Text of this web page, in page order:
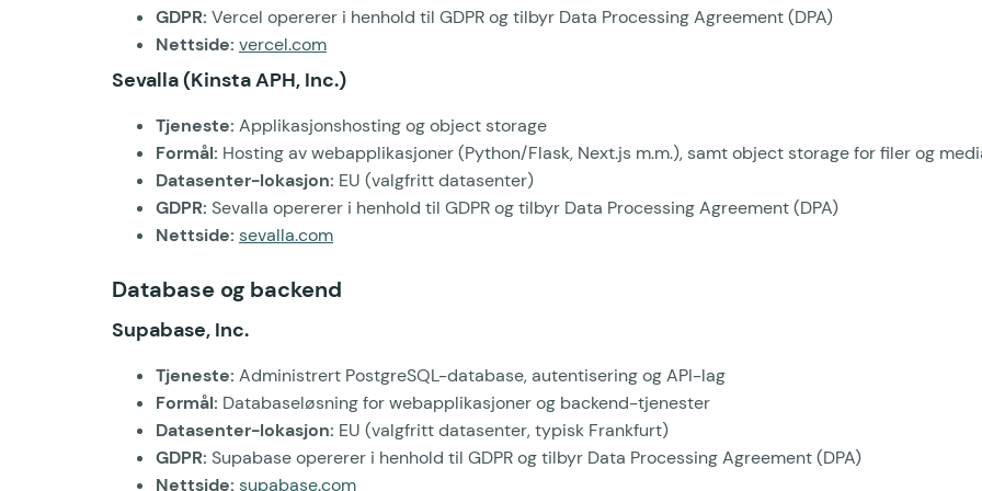
GDPR: Vercel opererer i henhold til GDPR og tilbyr Data Processing Agreement (DPA)
Nettside: vercel.com
Sevalla (Kinsta APH, Inc.)
Tjeneste: Applikasjonshosting og object storage
Formål: Hosting av webapplikasjoner (Python/Flask, Next.js m.m.), samt object storage for filer og
Datasenter-lokasjon: EU (valgfritt datasenter)
GDPR: Sevalla opererer i henhold til GDPR og tilbyr Data Processing Agreement (DPA)
Nettside: sevalla.com
Database og backend
Supabase, Inc.
Tjeneste: Administrert PostgreSQL-database, autentisering og API-lag
Formål: Databaseløsning for webapplikasjoner og backend-tjenester
Datasenter-lokasjon: EU (valgfritt datasenter, typisk Frankfurt)
GDPR: Supabase opererer i henhold til GDPR og tilbyr Data Processing Agreement (DPA)
Nettside: supabase.com